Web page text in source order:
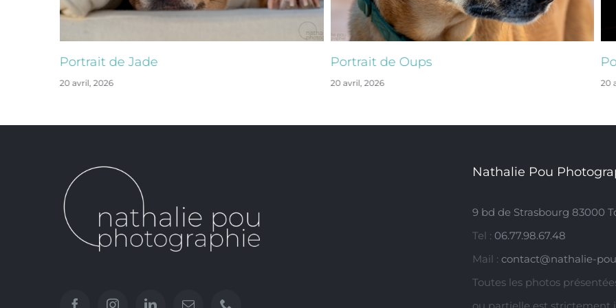
Portrait de Jade
20 avril, 2026
Portrait de Oups
20 avril, 2026 20
Nathalie Pou
9 bd de Strasbourg 83000
Tel : 06.77.98.67.48
Mail : contact@nathalie-
Toutes les photos